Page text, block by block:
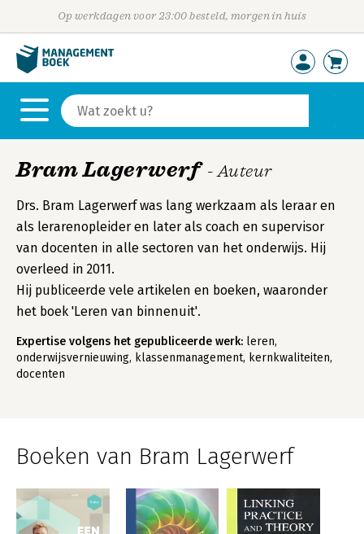
Op werkdagen voor 23:00 besteld, morgen in huis
Bram Lagerwerf - Auteur
Drs. Bram Lagerwerf was lang werkzaam als leraar en
als lerarenopleider en later als coach en supervisor
van docenten in alle sectoren van het onderwijs. Hij
overleed in 2011.
Hij publiceerde vele artikelen en boeken, waaronder
het boek 'Leren van binnenuit'.
Expertise volgens het gepubliceerde werk: leren,
onderwijsvernieuwing, klassenmanagement, kernkwaliteiten,
docenten
Boeken van Bram Lagerwerf